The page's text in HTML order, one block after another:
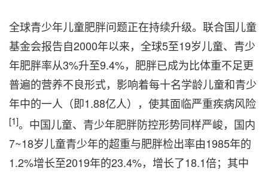
全球青少年儿童肥胖问题正在持续升级。联合国儿童
基金会报告自2000年以来，全球5至19岁儿童、青少
年肥胖率从3%升至9.4%，肥胖已成为比体重不足更
普遍的营养不良形式，影响着每十名学龄儿童和青少
年中的一人（即1.88亿人），使其面临严重疾病风险
[1]。中国儿童、青少年肥胖防控形势同样严峻，国内
7~18岁儿童青少年的超重与肥胖检出率由1985年的
1.2%增长至2019年的23.4%，增长了18.1倍；其中